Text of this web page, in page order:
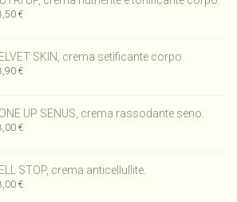
€
SKIN, crema setificante corpo.
€
UP SENUS, crema rassodante seno.
€
STOP, crema anticellullite.
€